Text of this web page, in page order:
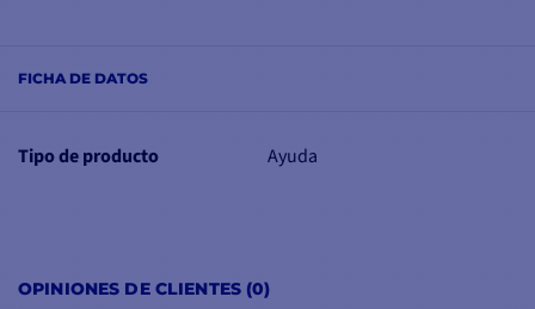
FICHA DE DATOS
Tipo de producto Ayuda
OPINIONES DE CLIENTES (0)